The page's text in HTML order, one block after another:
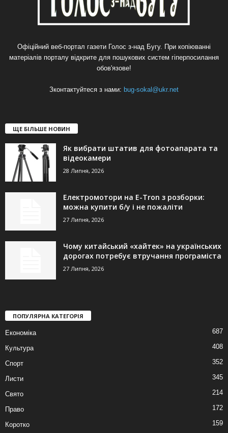
Офіційний веб-портал газети Голос з-над Бугу. При копіюванні
матеріалів порталу відкрите для пошукових систем гіперпосилання
обов'язове!
Зконтактуйтеся з нами: bug-sokal@ukr.net
ЩЕ БІЛЬШЕ НОВИН
Як вибрати штатив для фотоапарата та
відеокамери
28 Липня, 2026
Електромотори на E-Tron з розборки:
можна купити б/у і не пожаліти
27 Липня, 2026
Чому китайський «хайтек» на українських
дорогах потребує втручання програміста
27 Липня, 2026
ПОПУЛЯРНА КАТЕГОРІЯ
Економіка 687
Культура 408
Спорт 352
Листи 345
Свято 214
Право 172
Коротко 159